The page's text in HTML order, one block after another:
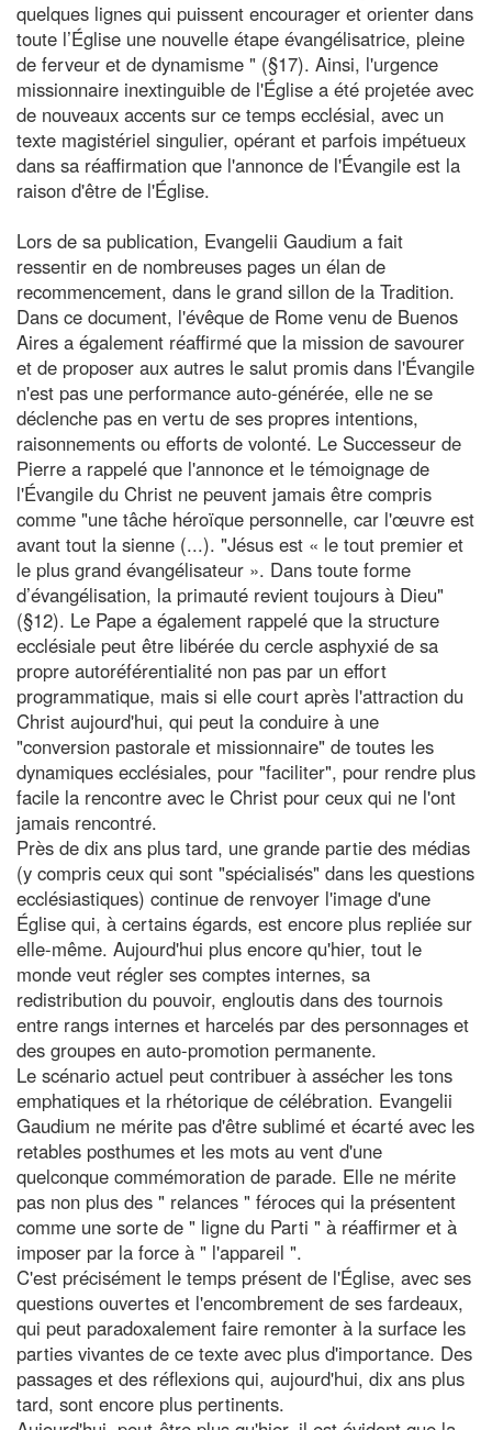
quelques lignes qui puissent encourager et orienter dans
toute l’Église une nouvelle étape évangélisatrice, pleine
de ferveur et de dynamisme " (§17). Ainsi, l'urgence
missionnaire inextinguible de l'Église a été projetée avec
de nouveaux accents sur ce temps ecclésial, avec un
texte magistériel singulier, opérant et parfois impétueux
dans sa réaffirmation que l'annonce de l'Évangile est la
raison d'être de l'Église.
Lors de sa publication, Evangelii Gaudium a fait
ressentir en de nombreuses pages un élan de
recommencement, dans le grand sillon de la Tradition.
Dans ce document, l'évêque de Rome venu de Buenos
Aires a également réaffirmé que la mission de savourer
et de proposer aux autres le salut promis dans l'Évangile
n'est pas une performance auto-générée, elle ne se
déclenche pas en vertu de ses propres intentions,
raisonnements ou efforts de volonté. Le Successeur de
Pierre a rappelé que l'annonce et le témoignage de
l'Évangile du Christ ne peuvent jamais être compris
comme "une tâche héroïque personnelle, car l'œuvre est
avant tout la sienne (...). "Jésus est « le tout premier et
le plus grand évangélisateur ». Dans toute forme
d’évangélisation, la primauté revient toujours à Dieu"
(§12). Le Pape a également rappelé que la structure
ecclésiale peut être libérée du cercle asphyxié de sa
propre autoréférentialité non pas par un effort
programmatique, mais si elle court après l'attraction du
Christ aujourd'hui, qui peut la conduire à une
"conversion pastorale et missionnaire" de toutes les
dynamiques ecclésiales, pour "faciliter", pour rendre plus
facile la rencontre avec le Christ pour ceux qui ne l'ont
jamais rencontré.
Près de dix ans plus tard, une grande partie des médias
(y compris ceux qui sont "spécialisés" dans les questions
ecclésiastiques) continue de renvoyer l'image d'une
Église qui, à certains égards, est encore plus repliée sur
elle-même. Aujourd'hui plus encore qu'hier, tout le
monde veut régler ses comptes internes, sa
redistribution du pouvoir, engloutis dans des tournois
entre rangs internes et harcelés par des personnages et
des groupes en auto-promotion permanente.
Le scénario actuel peut contribuer à assécher les tons
emphatiques et la rhétorique de célébration. Evangelii
Gaudium ne mérite pas d'être sublimé et écarté avec les
retables posthumes et les mots au vent d'une
quelconque commémoration de parade. Elle ne mérite
pas non plus des " relances " féroces qui la présentent
comme une sorte de " ligne du Parti " à réaffirmer et à
imposer par la force à " l'appareil ".
C'est précisément le temps présent de l'Église, avec ses
questions ouvertes et l'encombrement de ses fardeaux,
qui peut paradoxalement faire remonter à la surface les
parties vivantes de ce texte avec plus d'importance. Des
passages et des réflexions qui, aujourd'hui, dix ans plus
tard, sont encore plus pertinents.